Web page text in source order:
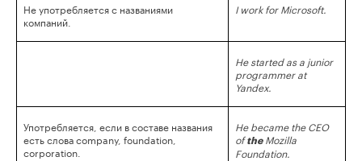
Не употребляется с названиями
компаний.
I work for Microsoft.
He started as a junior
programmer at
Yandex.
Употребляется, если в составе названия
есть слова company, foundation,
corporation.
He became the CEO
oftheMozilla
Foundation.